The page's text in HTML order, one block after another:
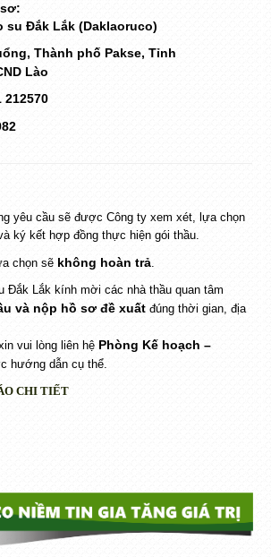
su Đắk Lắk (Daklaoruco)
Thành phố Pakse, Tỉnh
Lào
212570
yêu cầu sẽ được Công ty xem xét, lựa chọn
ký kết hợp đồng thực hiện gói thầu.
chọn sẽ không hoàn trả.
Đắk Lắk kính mời các nhà thầu quan tâm
và nộp hồ sơ đề xuất đúng thời gian, địa
vui lòng liên hệ Phòng Kế hoạch –
hướng dẫn cụ thể.
CHI TIẾT